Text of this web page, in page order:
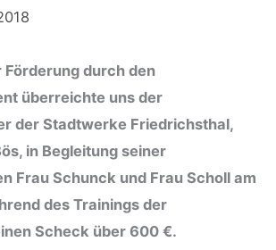
Förderung durch den
überreichte uns der
der Stadtwerke Friedrichsthal,
in Begleitung seiner
Frau Schunck und Frau Scholl am
des Trainings der
Scheck über 600 €.